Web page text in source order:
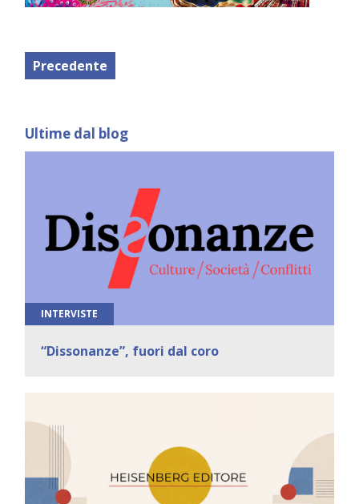
Precedente
Ultime dal blog
INTERVISTE
“Dissonanze”, fuori dal coro